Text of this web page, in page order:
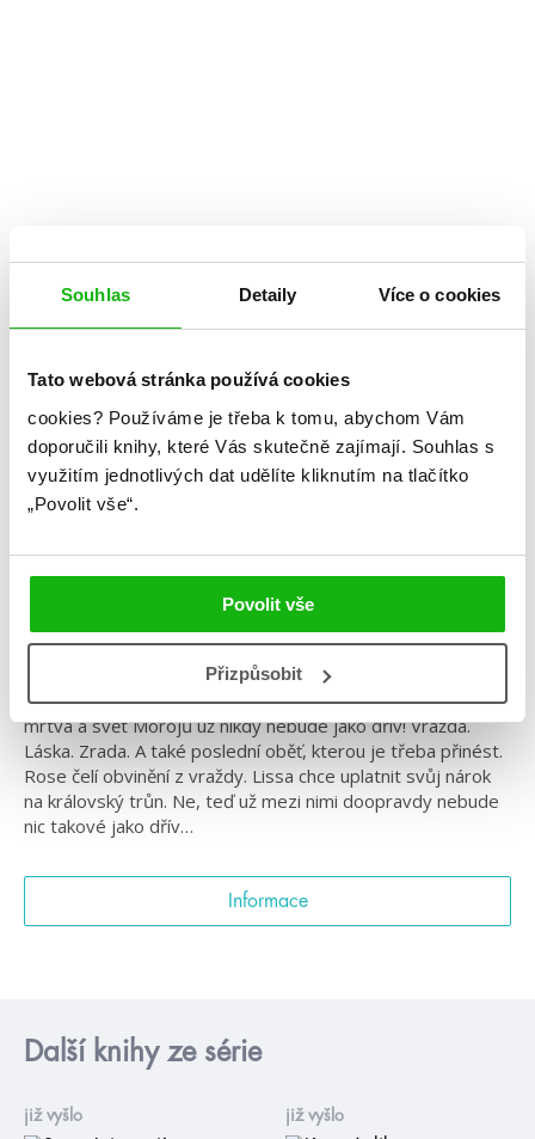
Souhlas Detaily Více o cookies
Tato webová stránka používá cookies
cookies? Používáme je třeba k tomu, abychom Vám
doporučili knihy, které Vás skutečně zajímají. Souhlas s
využitím jednotlivých dat udělíte kliknutím na tlačítko
„Povolit vše“.
Povolit vše
Přizpůsobit
Kategorie: young adult
Poslední oběť
Richelle Mead
#richellemead #upíři
V šesté části série Vampýrské Akademie: Poslední oběť od
autorky Richelle Mead se rozhoduje o všem! Královna je
mrtvá a svět Morojů už nikdy nebude jako dřív! Vražda.
Láska. Zrada. A také poslední oběť, kterou je třeba přinést.
Rose čelí obvinění z vraždy. Lissa chce uplatnit svůj nárok
na královský trůn. Ne, teď už mezi nimi doopravdy nebude
nic takové jako dřív…
Informace
Další knihy ze série
již vyšlo již vyšlo